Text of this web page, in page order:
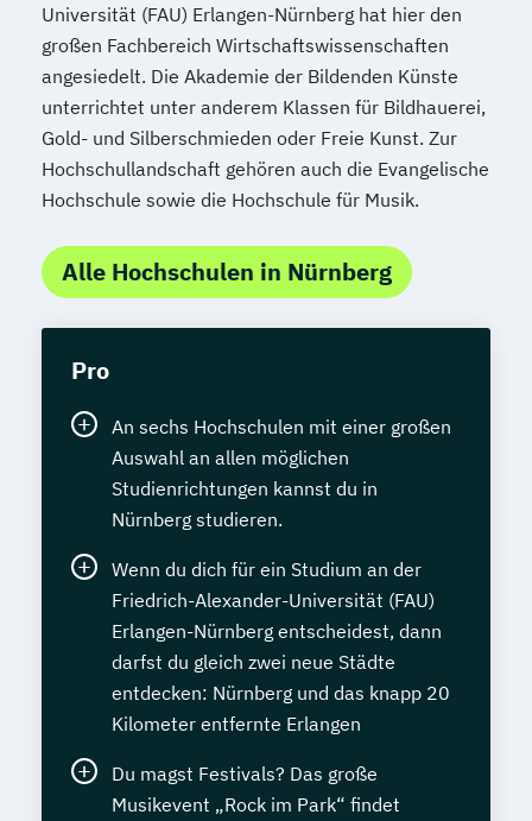
Universität (FAU) Erlangen-Nürnberg hat hier den
großen Fachbereich Wirtschaftswissenschaften
angesiedelt. Die Akademie der Bildenden Künste
unterrichtet unter anderem Klassen für Bildhauerei,
Gold- und Silberschmieden oder Freie Kunst. Zur
Hochschullandschaft gehören auch die Evangelische
Hochschule sowie die Hochschule für Musik.
Alle Hochschulen in Nürnberg
Pro
An sechs Hochschulen mit einer großen
Auswahl an allen möglichen
Studienrichtungen kannst du in
Nürnberg studieren.
Wenn du dich für ein Studium an der
Friedrich-Alexander-Universität (FAU)
Erlangen-Nürnberg entscheidest, dann
darfst du gleich zwei neue Städte
entdecken: Nürnberg und das knapp 20
Kilometer entfernte Erlangen
Du magst Festivals? Das große
Musikevent „Rock im Park“ findet